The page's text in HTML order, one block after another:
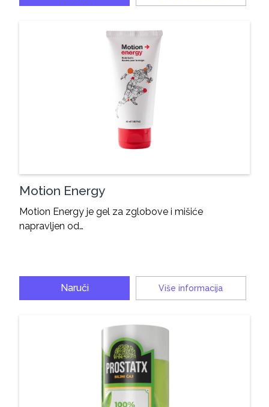
Motion Energy
Motion Energy je gel za zglobove i mišiće
napravljen od…
Naruči Više informacija